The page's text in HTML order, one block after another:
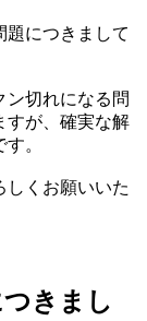
題につきまして
ン切れになる問
すが、確実な解
。
しくお願いいた
きまし